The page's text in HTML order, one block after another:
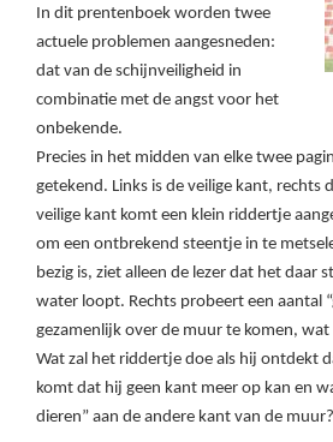
In dit prentenboek worden twee
actuele problemen aangesneden:
dat van de schijnveiligheid in
combinatie met de angst voor het
onbekende.
Precies in het midden van elke twee
getekend. Links is de veilige kant, rechts
veilige kant komt een klein riddertje
om een ontbrekend steentje in te
bezig is, ziet alleen de lezer dat het daar
water loopt. Rechts probeert een aantal
gezamenlijk over de muur te komen,
Wat zal het riddertje doe als hij ontdekt
komt dat hij geen kant meer op kan en
dieren” aan de andere kant van de muur?